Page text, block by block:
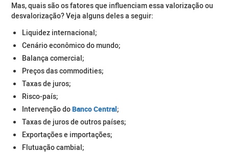
Mas, quais são os fatores que influenciam essa valorização ou
desvalorização? Veja alguns deles a seguir:
Liquidez internacional;
Cenário econômico do mundo;
Balança comercial;
Preços das commodities;
Taxas de juros;
Risco-país;
Intervenção doBanco Central;
Taxas de juros de outros países;
Exportações e importações;
Flutuação cambial;